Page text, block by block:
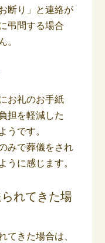
断り」と連絡が
弔問する場合
。
お礼のお手紙
担を軽減した
うです。
みで葬儀をされ
うに感じます。
れてきた場
てきた場合は、